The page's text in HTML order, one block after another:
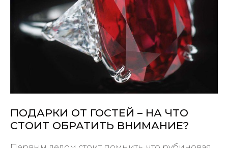
ПОДАРКИ ОТ ГОСТЕЙ – НА ЧТО
СТОИТ ОБРАТИТЬ ВНИМАНИЕ?